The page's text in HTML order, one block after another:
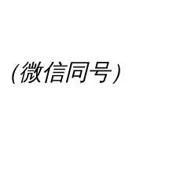
（微信同号）